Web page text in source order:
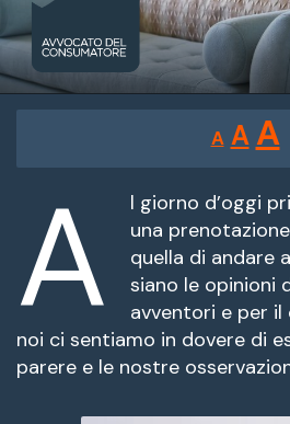
A
Reducir
tamaño
de
fuente.
A
de
A
A
l giorno d’oggi
una
quella di andare
siano le opinioni
avventori e per
noi ci sentiamo in dovere di
parere e le nostre